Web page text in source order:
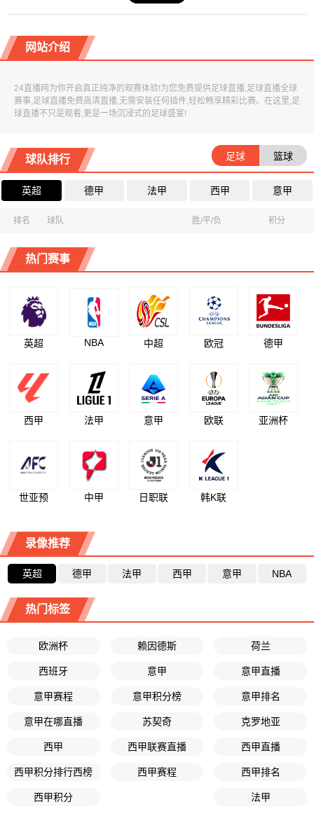
网站介绍
24直播网为你开启真正纯净的观赛体验!为您免费提供足球直播,足球直播全球
赛事,足球直播免费高清直播,无需安装任何插件,轻松畅享精彩比赛。在这里,足
球直播不只是观看,更是一场沉浸式的足球盛宴!
球队排行 足球 篮球
英超 德甲 法甲 西甲 意甲
排名 球队 胜/平/负 积分
热门赛事
英超 NBA 中超 欧冠 德甲
西甲 法甲 意甲 欧联 亚洲杯
世亚预 中甲 日职联 韩K联
录像推荐
英超 德甲 法甲 西甲 意甲 NBA
热门标签
欧洲杯 赖因德斯 荷兰
西班牙 意甲 意甲直播
意甲赛程 意甲积分榜 意甲排名
意甲在哪直播 苏契奇 克罗地亚
西甲 西甲联赛直播 西甲直播
西甲积分排行西榜 西甲赛程 西甲排名
西甲积分 法甲